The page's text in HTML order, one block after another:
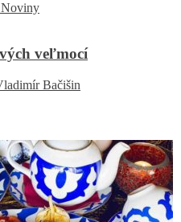
Noviny
veľmocí
Bačišin